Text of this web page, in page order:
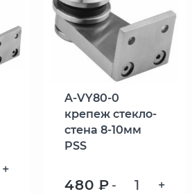
+
A-VY80-0
крепеж стекло-
стена 8-10мм
PSS
480 ₽ - +